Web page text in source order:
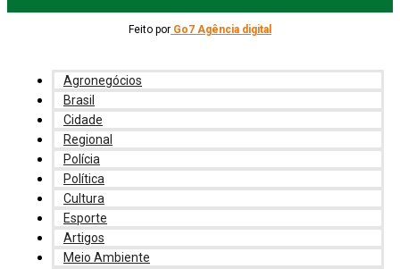
Feito por Go7 Agência digital
Agronegócios
Brasil
Cidade
Regional
Polícia
Política
Cultura
Esporte
Artigos
Meio Ambiente